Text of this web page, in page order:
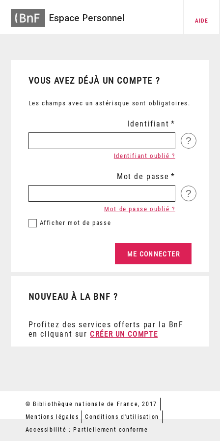
Espace Personnel AIDE
VOUS AVEZ DÉJÀ UN COMPTE ?
Les champs avec un astérisque sont obligatoires.
Identifiant
?
Identifiant oublié ?
Mot de passe
?
Afficher mot de passe
Mot de passe oublié ?
NOUVEAU À LA BNF ?
Profitez des services offerts par la BnF
en cliquant sur CRÉER UN COMPTE
© Bibliothèque nationale de France, 2017
Mentions légales
Conditions d'utilisation
Accessibilité : Partiellement conforme